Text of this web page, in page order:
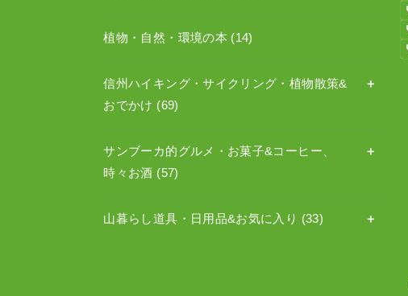
植物・自然・環境の本 (14)
信州ハイキング・サイクリング・植物散策&
おでかけ (69)
サンブーカ的グルメ・お菓子&コーヒー、
時々お酒 (57)
山暮らし道具・日用品&お気に入り (33)